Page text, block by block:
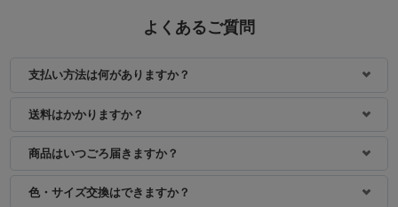
よくあるご質問
支払い方法は何がありますか？
送料はかかりますか？
商品はいつごろ届きますか？
色・サイズ交換はできますか？